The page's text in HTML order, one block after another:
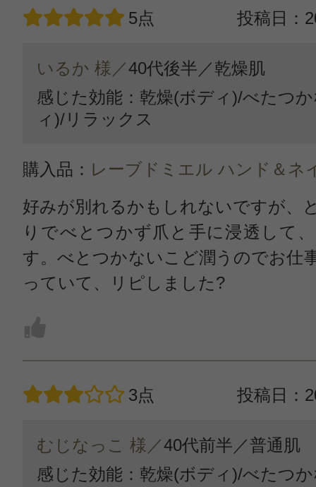
5点 投稿日：
いるか 様／40代後半／乾燥肌
感じた効能：乾燥(ボディ)/べたつ
ィ)/リラックス
購入品： レーブドミエル ハンド＆ネ
好みが別れるかもしれないですが、
りでべとつかず爪と手に浸透して
す。べとつかないこど潤うのでお仕
っていて、リピしました?
3点 投稿日：
むじなっこ 様／40代前半／普通肌
感じた効能：乾燥(ボディ)/べたつ